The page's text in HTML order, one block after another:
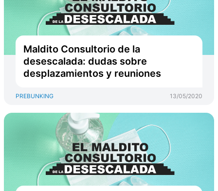
Maldito Consultorio de la
desescalada: dudas sobre
desplazamientos y reuniones
PREBUNKING 13/05/2020